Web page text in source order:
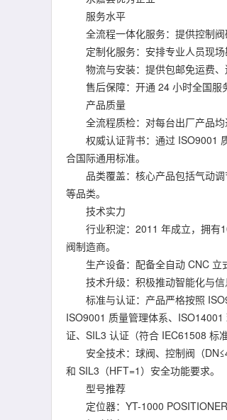
服务水平
全流程一体化服务：提供控制阀
定制化服务：安排专业人员现场
物流与安装：提供包邮免运费、
售后保障：开通 24 小时全国服
产品质量
全流程质检：对每台出厂产品均
权威认证背书：通过 ISO9001 质
合国际通用标准。
品类覆盖：核心产品包括气动调
等品类。
技术实力
行业积淀：2011 年成立，拥有
阀制造商。
生产设备：配备全自动 CNC 立式
技术升级：积极推动智能化与信
标准与认证：产品严格按照
ISO9001 质量管理体系、
证、SIL3 认证（符合 IEC61508 标
安全技术：球阀、控制阀（
和 SIL3（HFT=1）安全功能要求。
型号推荐
定位器：YT-1000 POSITIONER